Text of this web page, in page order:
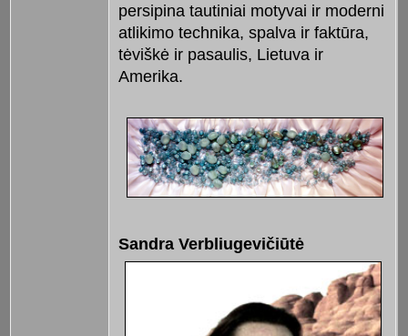
persipina tautiniai motyvai ir moderni
atlikimo technika, spalva ir faktūra,
tėviškė ir pasaulis, Lietuva ir
Amerika.
Sandra Verbliugevičiūtė